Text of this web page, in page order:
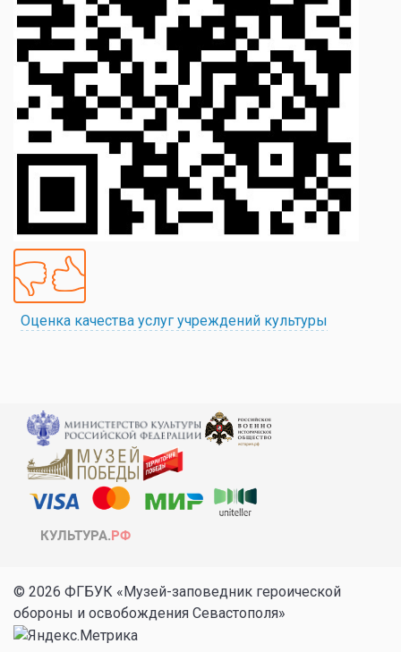
Оценка качества услуг учреждений культуры
© 2026 ФГБУК «Музей-заповедник героической
обороны и освобождения Севастополя»